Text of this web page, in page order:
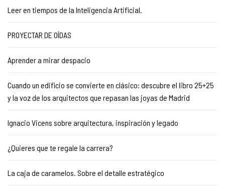
Leer en tiempos de la Inteligencia Artificial.
PROYECTAR DE OÍDAS
Aprender a mirar despacio
Cuando un edificio se convierte en clásico: descubre el libro 25+25
y la voz de los arquitectos que repasan las joyas de Madrid
Ignacio Vicens sobre arquitectura, inspiración y legado
¿Quieres que te regale la carrera?
La caja de caramelos. Sobre el detalle estratégico